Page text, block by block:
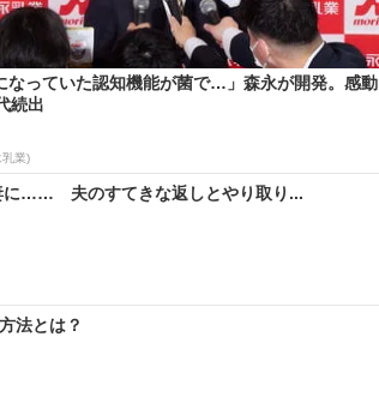
なっていた認知機能が菌で…」森永が開発。感動
続出
乳業)
に…… 夫のすてきな返しとやり取り...
法とは？